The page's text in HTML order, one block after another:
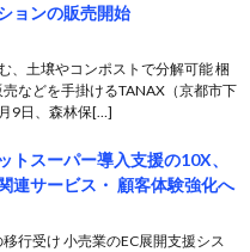
ョンの販売開始
、土壌やコンポストで分解可能 梱
などを手掛けるTANAX（京都市下
9日、森林保[…]
トスーパー導入支援の10X、
連サービス・ 顧客体験強化へ
移行受け 小売業のEC展開支援シス